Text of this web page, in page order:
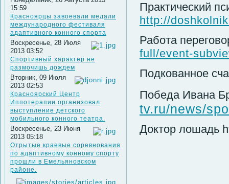
15:59
Красноярцы завоевали медали
международного фестиваля
адаптивного конного спорта
Воскресенье, 28 Июля
2013 03:52
Спортивный характер не
размочишь дождем
Вторник, 09 Июля
2013 02:53
Красноярский Центр
Иппотерапии организовал
выступление детского
мобильного конного театра.
Воскресенье, 23 Июня
2013 05:18
Отрытые краевые соревнования
по адаптивному конному спорту
прошли в Емельяновском
районе.
Практический
http://
Работа
full/event-
Подкованное
Победа Ивана
tv.ru/news/
Доктор лошадь